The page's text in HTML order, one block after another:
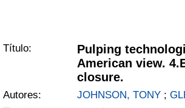
Título:
Pulping
American view.
closure.
Autores: JOHNSON, TONY ;